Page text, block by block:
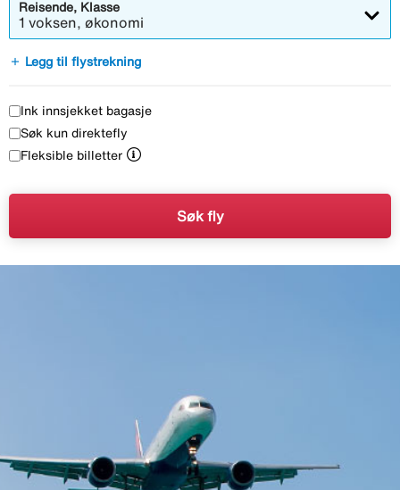
Reisende, Klasse
1 voksen, økonomi
add Legg til flystrekning
Ink innsjekket bagasje
Søk kun direktefly
Fleksible billetter
Søk fly